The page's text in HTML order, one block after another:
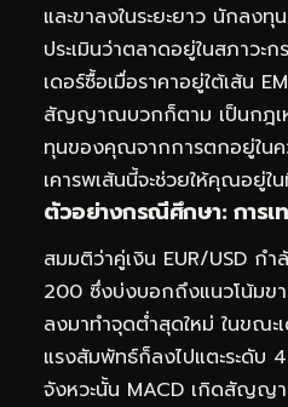
และขาลงในระยะยาว นักลงทุ
ประเมินว่าตลาดอยู่ในสภาวะ
เดอร์ซื้อเมื่อราคาอยู่ใต้เส้น
สัญญาณบวกก็ตาม เป็นกฎเ
ทุนของคุณจากการตกอยู่ในค
เคารพเส้นนี้จะช่วยให้คุณอยู่
ตัวอย่างกรณีศึกษา: การเ
สมมติว่าคู่เงิน EUR/USD กำ
200 ซึ่งบ่งบอกถึงแนวโน้มข
ลงมาทำจุดต่ำสุดใหม่ ในขณ
แรงสัมพัทธ์ก็ลงไปแตะระดับ
จังหวะนั้น MACD เกิดสัญญ